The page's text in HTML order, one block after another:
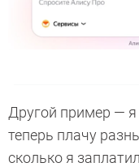
Другой пример — я
теперь плачу
сколько я